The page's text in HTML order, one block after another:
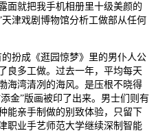
面就把我手机相册里十级美颜的
津戏剧博物馆分析工做部从任何
扮成《逛园惊梦》里的男仆人公
良多工做。过去一年，平均每天
海湾清冽的海风。是压根不晓得
金”版画被印了出来。男士们则有
能亲手制做的别致体验，只留下
职业手艺师范大学继续深制智能